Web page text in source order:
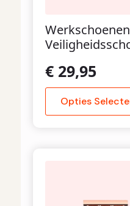
€ 29,95
Opties
Dit product heeft